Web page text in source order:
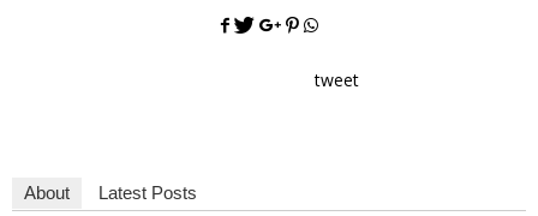
tweet
About Latest Posts